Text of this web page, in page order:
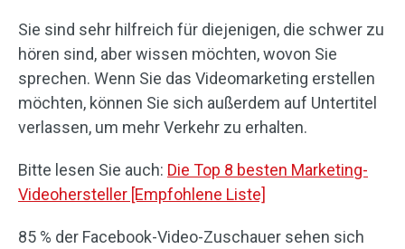
Sie sind sehr hilfreich für diejenigen, die schwer zu
hören sind, aber wissen möchten, wovon Sie
sprechen. Wenn Sie das Videomarketing erstellen
möchten, können Sie sich außerdem auf Untertitel
verlassen, um mehr Verkehr zu erhalten.
Bitte lesen Sie auch: Die Top 8 besten Marketing-
Videohersteller [Empfohlene Liste]
85 % der Facebook-Video-Zuschauer sehen sich